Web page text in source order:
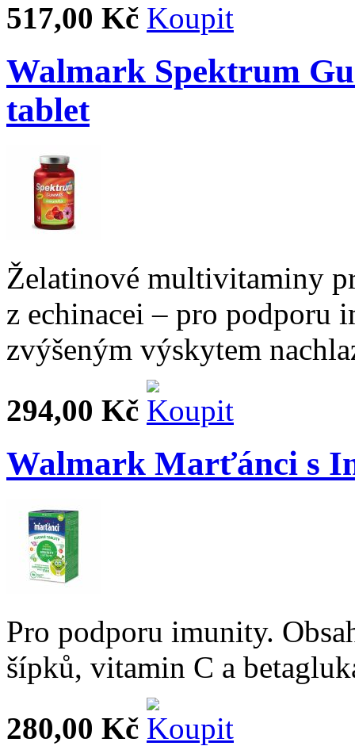
517,00 Kč
Walmark Spektrum
tablet
Želatinové multivitaminy
z echinacei – pro podporu
zvýšeným výskytem
294,00 Kč
Walmark Marťánci s
Pro podporu imunity.
šípků, vitamin C a
280,00 Kč